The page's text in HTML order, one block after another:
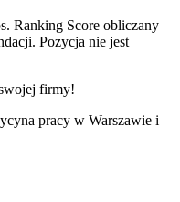
Ranking Score obliczany
Pozycja nie jest
firmy!
pracy w Warszawie i